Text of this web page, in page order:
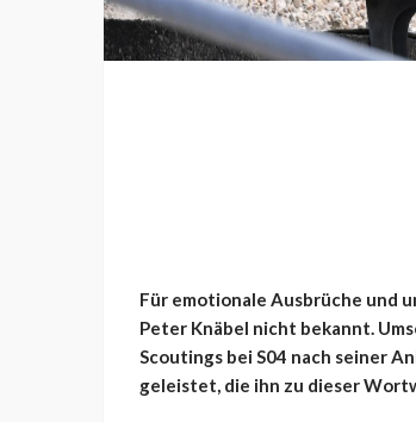
Für emotionale Ausbrüche und
Peter Knäbel nicht bekannt.
Scoutings bei S04 nach seiner
geleistet, die ihn zu dieser